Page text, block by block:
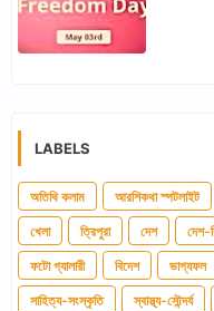
LABELS
অতিথি কলাম আরশিকথা স্পটলাইট
খেলা ত্রিপুরা দেশ দেশ-
ফটো গ্যালারী বিদেশ ভাগ্যফল
সাহিত্য-সংস্কৃতি স্বাস্থ্য-সৌন্দর্য